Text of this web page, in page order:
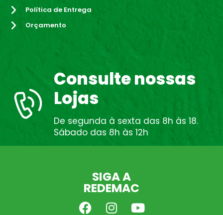
Política de Entrega
Orçamento
Consulte nossas
Lojas
De segunda à sexta das 8h às 18.
Sábado das 8h às 12h
SIGA A
REDEMAC